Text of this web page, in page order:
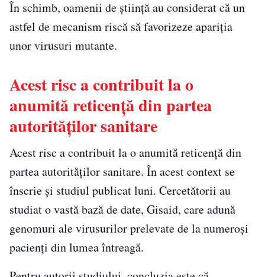
În schimb, oamenii de ştiinţă au considerat că un
astfel de mecanism riscă să favorizeze apariţia
unor virusuri mutante.
Acest risc a contribuit la o
anumită reticenţă din partea
autorităţilor sanitare
Acest risc a contribuit la o anumită reticenţă din
partea autorităţilor sanitare. În acest context se
înscrie şi studiul publicat luni. Cercetătorii au
studiat o vastă bază de date, Gisaid, care adună
genomuri ale virusurilor prelevate de la numeroşi
pacienţi din lumea întreagă.